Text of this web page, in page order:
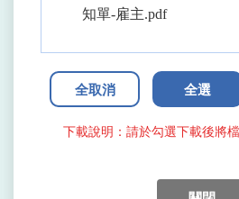
知單-雇主.pdf
全取消 全選
下載說明：請於勾選下載後將